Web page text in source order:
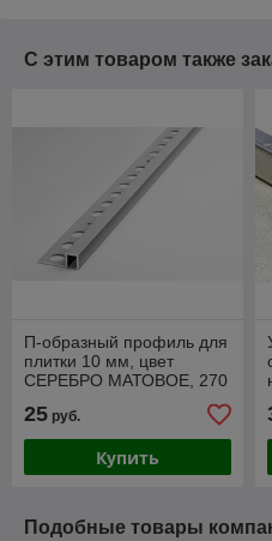
С этим товаром также
П-образный профиль для
плитки 10 мм, цвет
СЕРЕБРО МАТОВОЕ, 270
25 руб.
Купить
Подобные товары